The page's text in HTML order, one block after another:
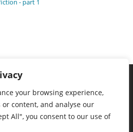
your browsing experience,
content, and analyse our
All", you consent to our use of